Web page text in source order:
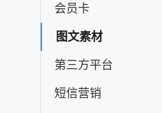
会员卡
图文素材
第三方平台
短信营销